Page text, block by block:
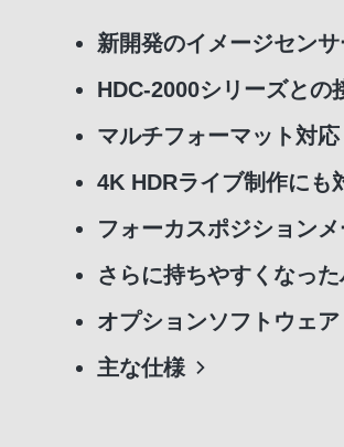
新開発のイメージセン
HDC-2000シリーズとの
マルチフォーマット対応
4K HDRライブ制作にも
フォーカスポジション
さらに持ちやすくなっ
オプションソフトウェア
主な仕様